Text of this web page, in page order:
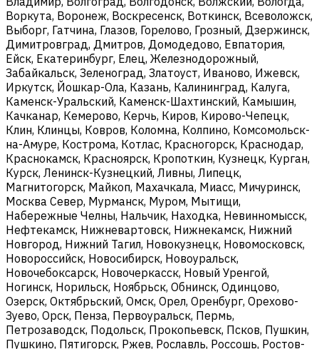
Воркута, Воронеж, Воскресенск, Воткинск, Всеволожск,
Выборг, Гатчина, Глазов, Горелово, Грозный, Дзержинск,
Димитровград, Дмитров, Домодедово, Евпатория,
Ейск, Екатеринбург, Елец, Железнодорожный,
Забайкальск, Зеленоград, Златоуст, Иваново, Ижевск,
Иркутск, Йошкар-Ола, Казань, Калининград, Калуга,
Каменск-Уральский, Каменск-Шахтинский, Камышин,
Качканар, Кемерово, Керчь, Киров, Кирово-Чепецк,
Клин, Клинцы, Ковров, Коломна, Колпино, Комсомольск-
на-Амуре, Кострома, Котлас, Красногорск, Краснодар,
Краснокамск, Красноярск, Кропоткин, Кузнецк, Курган,
Курск, Ленинск-Кузнецкий, Ливны, Липецк,
Магнитогорск, Майкоп, Махачкала, Миасс, Мичуринск,
Москва Север, Мурманск, Муром, Мытищи,
Набережные Челны, Нальчик, Находка, Невинномысск,
Нефтекамск, Нижневартовск, Нижнекамск, Нижний
Новгород, Нижний Тагил, Новокузнецк, Новомосковск,
Новороссийск, Новосибирск, Новоуральск,
Новочебоксарск, Новочеркасск, Новый Уренгой,
Ногинск, Норильск, Ноябрьск, Обнинск, Одинцово,
Озерск, Октябрьский, Омск, Орел, Оренбург, Орехово-
Зуево, Орск, Пенза, Первоуральск, Пермь,
Петрозаводск, Подольск, Прокопьевск, Псков, Пушкин,
Пушкино, Пятигорск, Ржев, Рославль, Россошь, Ростов-